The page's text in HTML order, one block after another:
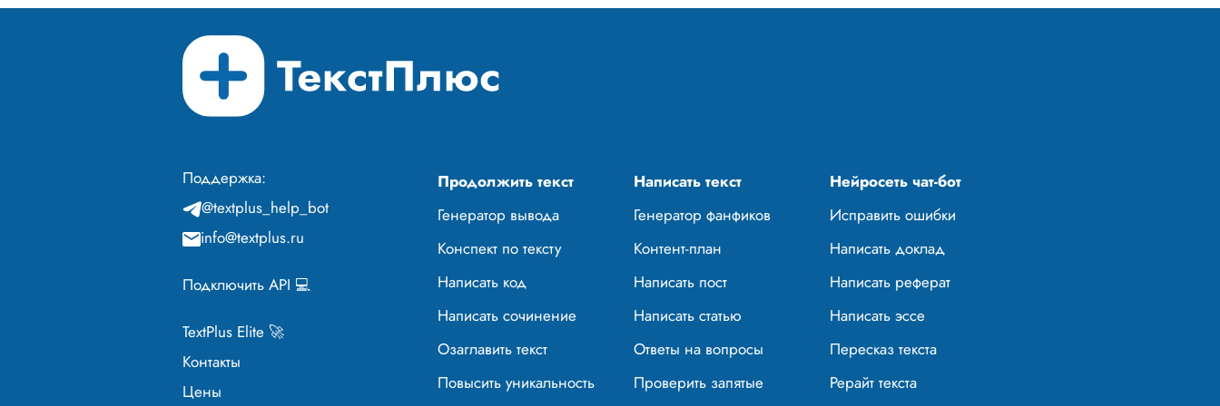
Поддержка:
@textplus_help_bot
info@textplus.ru
Подключить API 💻
TextPlus Elite 🚀
Контакты
Цены
Продолжить текст Написать текст
Нейросеть чат-бот
Генератор вывода
Генератор фанфиков
Исправить ошибки
Конспект по тексту
Контент-план
Написать доклад
Написать код
Написать пост
Написать реферат
Написать сочинение
Написать статью
Написать эссе
Озаглавить текст
Ответы на вопросы
Пересказ текста
Повысить уникальность
Проверить запятые
Рерайт текста